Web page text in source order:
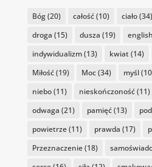
Bóg(20) całość(10) ciało(34)
droga (15) dusza (19) english
indywidualizm(13) kwiat(14)
Miłość(19) Moc(34) myśl
niebo(11) nieskończoność(11)
odwaga (21) pamięć(13)
powietrze(11) prawda (17)
Przeznaczenie(18)